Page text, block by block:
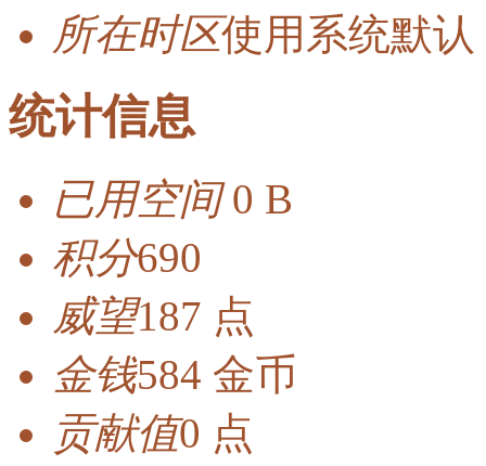
所在时区使用系统默认
统计信息
已用空间0 B
积分690
威望187 点
金钱584 金币
贡献值0 点